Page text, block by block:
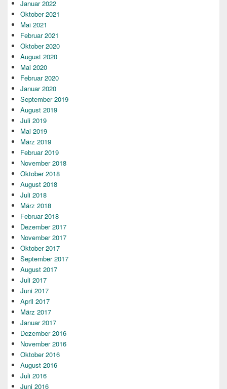
Januar 2022
Oktober 2021
Mai 2021
Februar 2021
Oktober 2020
August 2020
Mai 2020
Februar 2020
Januar 2020
September 2019
August 2019
Juli 2019
Mai 2019
März 2019
Februar 2019
November 2018
Oktober 2018
August 2018
Juli 2018
März 2018
Februar 2018
Dezember 2017
November 2017
Oktober 2017
September 2017
August 2017
Juli 2017
Juni 2017
April 2017
März 2017
Januar 2017
Dezember 2016
November 2016
Oktober 2016
August 2016
Juli 2016
Juni 2016